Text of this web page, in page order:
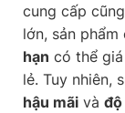
cung cấp
lớn, sản
hạn có thể
lẻ. Tuy nhiên,
hậu mãi và độ